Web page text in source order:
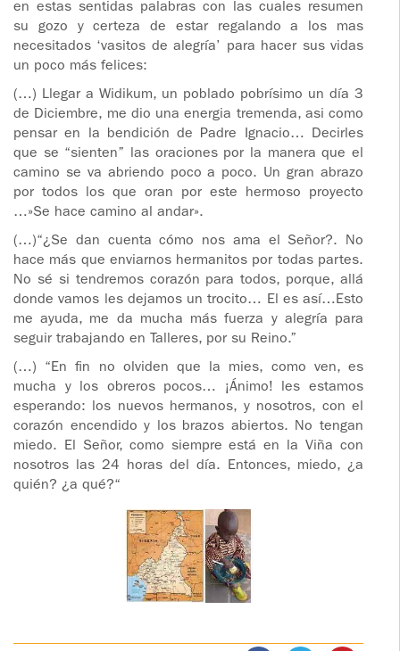
en estas sentidas palabras con las cuales resumen
su gozo y certeza de estar regalando a los mas
necesitados ‘vasitos de alegría’ para hacer sus vidas
un poco más felices:
(…) Llegar a Widikum, un poblado pobrísimo un día 3
de Diciembre, me dio una energia tremenda, asi como
pensar en la bendición de Padre Ignacio… Decirles
que se “sienten” las oraciones por la manera que el
camino se va abriendo poco a poco. Un gran abrazo
por todos los que oran por este hermoso proyecto
…»Se hace camino al andar».
(…)“¿Se dan cuenta cómo nos ama el Señor?. No
hace más que enviarnos hermanitos por todas partes.
No sé si tendremos corazón para todos, porque, allá
donde vamos les dejamos un trocito… El es así…Esto
me ayuda, me da mucha más fuerza y alegría para
seguir trabajando en Talleres, por su Reino.”
(…) “En fin no olviden que la mies, como ven, es
mucha y los obreros pocos… ¡Ánimo! les estamos
esperando: los nuevos hermanos, y nosotros, con el
corazón encendido y los brazos abiertos. No tengan
miedo. El Señor, como siempre está en la Viña con
nosotros las 24 horas del día. Entonces, miedo, ¿a
quién? ¿a qué?“